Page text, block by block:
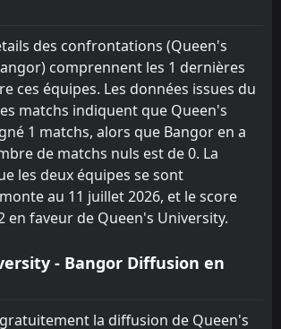
Town
1
3
Rangers
2
des confrontations (Queen's
comprennent les 1 dernières
ces équipes. Les données issues du
matchs indiquent que Queen's
1 matchs, alors que Bangor en a
de matchs nuls est de 0. La
les deux équipes se sont
au 11 juillet 2026, et le score
en faveur de Queen's University.
- Bangor Diffusion en
la diffusion de Queen's